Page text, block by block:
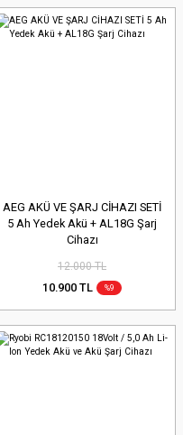
AEG AKÜ VE ŞARJ CİHAZI SETİ
5 Ah Yedek Akü + AL18G Şarj
Cihazı
12.000 TL
10.900 TL %9